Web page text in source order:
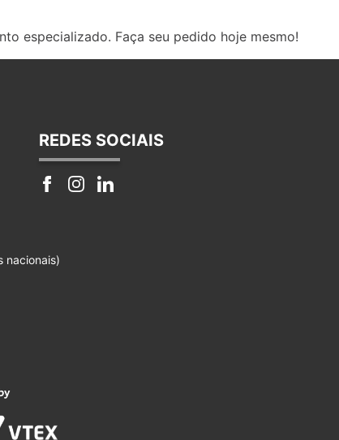
especializado. Faça seu pedido hoje mesmo!
nacionais)
REDES SOCIAIS